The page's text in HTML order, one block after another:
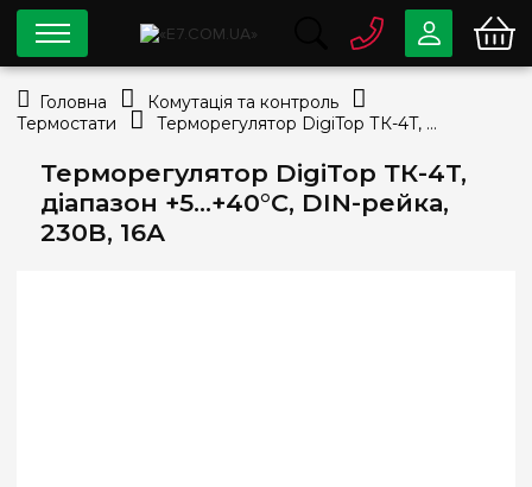
Терморегулятор DigiTop ТК-4T,
діапазон +5…+40°С, DIN-рейка,
230В, 16А
0 80033-63-07
info@e7.com.ua
044334-79-78
Viber Telegram
Головна
Комутація та контроль
Термостати
Терморегулятор DigiTop ТК-4T, діапазон +5…+40°С, DIN-рейка, 230В, 16А